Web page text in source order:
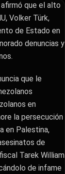
que el alto
Volker Türk,
de Estado en
denuncias y
que le
en
la persecución
en Palestina,
de
Tarek William
de infame